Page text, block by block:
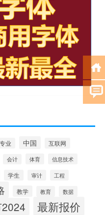
专业 中国
互联网
会计 体育 信息技术
学生 审计 工程
教学 教育 数据
最新报价